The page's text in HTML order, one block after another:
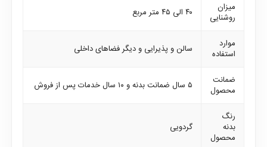
میزان
روشنایی
۴۰ الی ۴۵ متر مربع
موارد
استفاده
سالن و پذیرایی و دیگر فضاهای داخلی
ضمانت
محصول
۵ سال ضمانت بدنه و ۱۰ سال خدمات پس از فروش
رنگ
بدنه
محصول
گردویی